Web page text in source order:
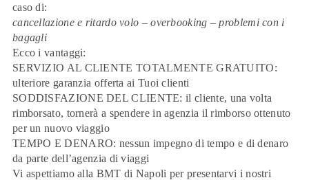
caso di:
cancellazione e ritardo volo – overbooking – problemi con i
bagagli
Ecco i vantaggi:
SERVIZIO AL CLIENTE TOTALMENTE GRATUITO:
ulteriore garanzia offerta ai Tuoi clienti
SODDISFAZIONE DEL CLIENTE: il cliente, una volta
rimborsato, tornerà a spendere in agenzia il rimborso ottenuto
per un nuovo viaggio
TEMPO E DENARO: nessun impegno di tempo e di denaro
da parte dell’agenzia di viaggi
Vi aspettiamo alla BMT di Napoli per presentarvi i nostri